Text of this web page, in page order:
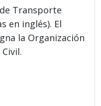
Transporte
en inglés). El
la Organización